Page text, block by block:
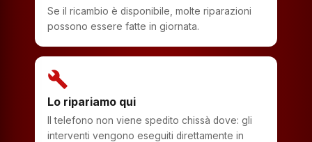
Se il ricambio è disponibile, molte riparazioni
possono essere fatte in giornata.
build
Lo ripariamo qui
Il telefono non viene spedito chissà dove: gli
interventi vengono eseguiti direttamente in